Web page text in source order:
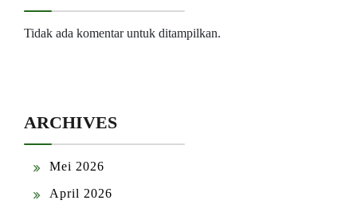
Tidak ada komentar untuk ditampilkan.
ARCHIVES
Mei 2026
April 2026